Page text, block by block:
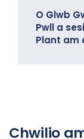
O Glwb
Pwll a
Plant am
Chwilio